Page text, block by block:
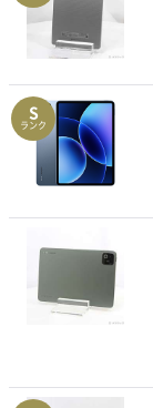
S
ランク